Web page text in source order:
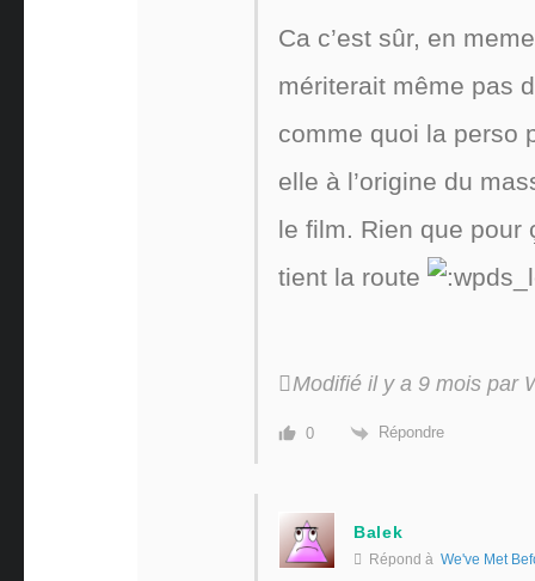
Ca c’est sûr, en
mériterait même pas
comme quoi la perso
elle à l’origine du
le film. Rien que pour
tient la route
Modifié il y a 9 mois par
0 Répondre
Balek
Répond à We've Met